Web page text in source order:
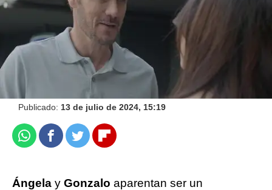
Roberto Fernández Ferreira
Publicado: 13 de julio de 2024, 15:19
WhatsappFacebook
TwitterFlipboard
Ángela y Gonzalo aparentan ser un